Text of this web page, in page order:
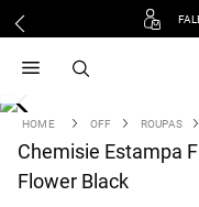
OFF ROUPAS
Chemisie Estampa
Flower Black
vestido
3 º blusa
º tricot
º vestido longo